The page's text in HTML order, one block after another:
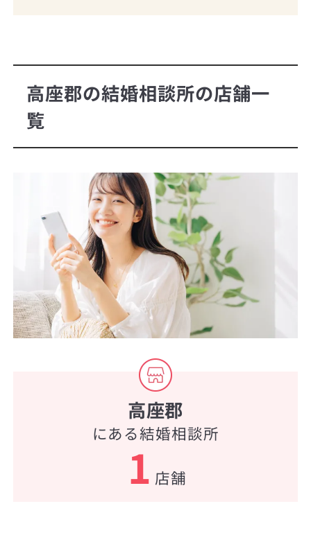
高座郡の結婚相談所の店舗一
覧
高座郡
にある結婚相談所
1 店舗